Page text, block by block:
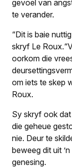
gevoel van
te verander.
“Dit is baie
skryf Le
oorkom die
om iets te skep
Roux.
Sy skryf ook dat
die geheue
nie. Deur te
beweeg dit uit
genesing.